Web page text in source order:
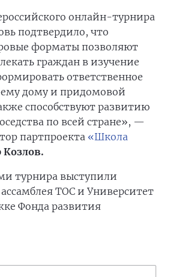
онлайн-турнира
подтвердило, что
форматы позволяют
граждан в изучение
ответственное
дому и придомовой
способствуют развитию
по всей стране», —
партпроекта «Школа
Козлов.
турнира выступили
ТОС и Университет
Фонда развития